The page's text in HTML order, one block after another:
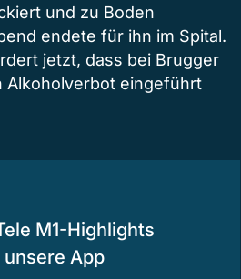
und zu Boden
endete für ihn im Spital.
jetzt, dass bei Brugger
Alkoholverbot eingeführt
M1-Highlights
App